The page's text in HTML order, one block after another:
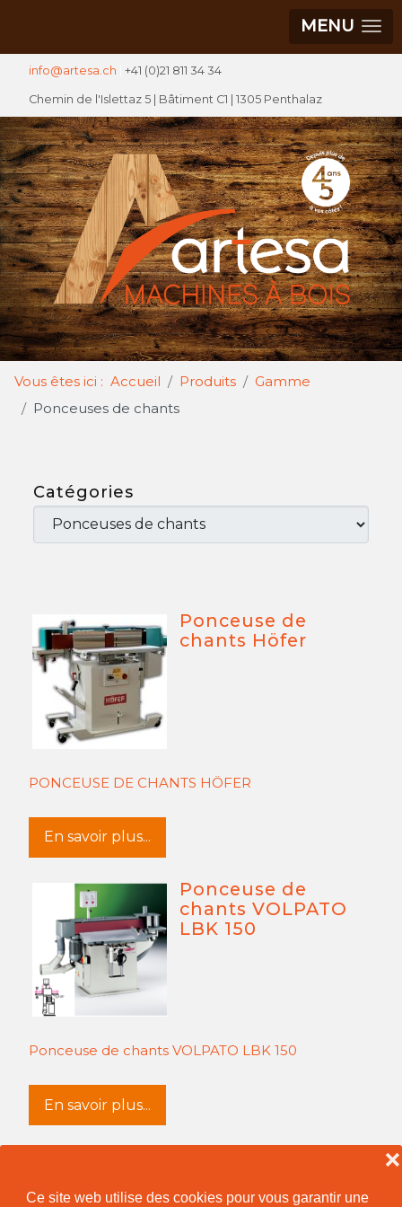
Ce site web utilise des cookies pour vous garantir une
❌
MENU
info@artesa.ch +41 (0)21 811 34 34
Chemin de l'Islettaz 5 | Bâtiment C1 | 1305 Penthalaz
Vous êtes ici : Accueil Produits
Gamme
Ponceuses de chants
Catégories
Ponceuse de
chants Höfer
PONCEUSE DE CHANTS HÖFER
En savoir plus...
Ponceuse de
chants VOLPATO
LBK 150
Ponceuse de chants VOLPATO LBK 150
En savoir plus...